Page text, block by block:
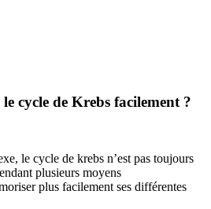
cycle de Krebs facilement ?
le cycle de krebs n’est pas toujours
plusieurs moyens
plus facilement ses différentes